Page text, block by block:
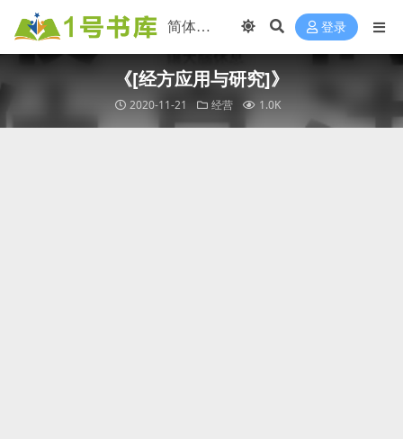
登录
《[经方应用与研究]》
2020-11-21 经营 1.0K